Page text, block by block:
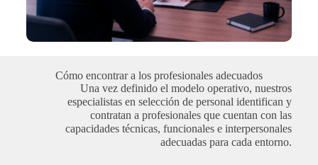
Cómo encontrar a los profesionales adecuados
Una vez definido el modelo operativo, nuestros
especialistas en selección de personal identifican y
contratan a profesionales que cuentan con las
capacidades técnicas, funcionales e interpersonales
adecuadas para cada entorno.